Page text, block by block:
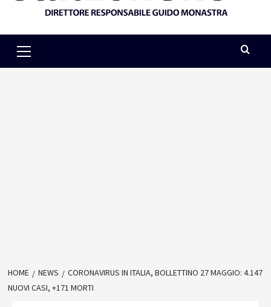
Menu
HOME NEWS
CORONAVIRUS IN ITALIA, BOLLETTINO 27 MAGGIO: 4.147
NUOVI CASI, +171 MORTI